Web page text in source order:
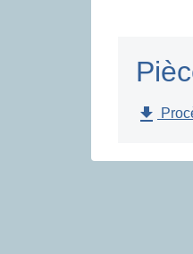
file_download